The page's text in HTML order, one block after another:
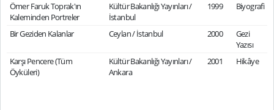
Ömer Faruk Toprak'ın
Kaleminden Portreler
Kültür Bakanlığı Yayınları /
İstanbul
1999 Biyografi
Bir Geziden Kalanlar Ceylan / İstanbul 2000
Gezi
Yazısı
Karşı Pencere (Tüm
Öyküleri)
Kültür Bakanlığı Yayınları /
Ankara
2001 Hikâye